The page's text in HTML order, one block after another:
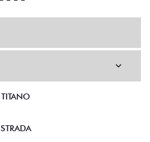
TITANO
STRADA